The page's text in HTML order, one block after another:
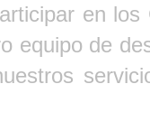
en
equipo de